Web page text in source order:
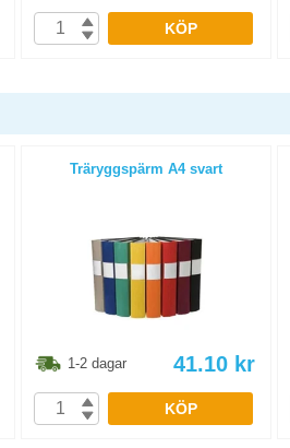
KÖP
Träryggspärm A4 svart
1-2 dagar 41.10 kr
KÖP